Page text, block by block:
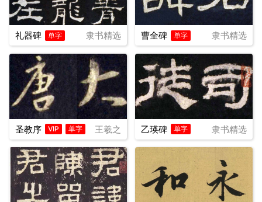
礼器碑 单字 隶书精选 曹全碑 单字 隶书精选
圣教序 VIP 单字 王羲之 乙瑛碑 单字 隶书精选